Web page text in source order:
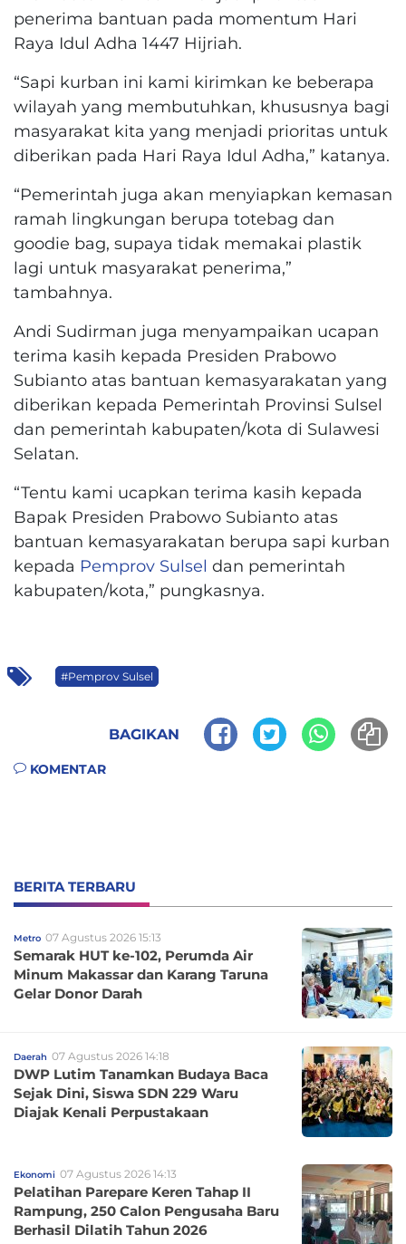
penerima bantuan pada momentum Hari
Raya Idul Adha 1447 Hijriah.
“Sapi kurban ini kami kirimkan ke beberapa
wilayah yang membutuhkan, khususnya bagi
masyarakat kita yang menjadi prioritas untuk
diberikan pada Hari Raya Idul Adha,” katanya.
“Pemerintah juga akan menyiapkan kemasan
ramah lingkungan berupa totebag dan
goodie bag, supaya tidak memakai plastik
lagi untuk masyarakat penerima,”
tambahnya.
Andi Sudirman juga menyampaikan ucapan
terima kasih kepada Presiden Prabowo
Subianto atas bantuan kemasyarakatan yang
diberikan kepada Pemerintah Provinsi Sulsel
dan pemerintah kabupaten/kota di Sulawesi
Selatan.
“Tentu kami ucapkan terima kasih kepada
Bapak Presiden Prabowo Subianto atas
bantuan kemasyarakatan berupa sapi kurban
kepada Pemprov Sulsel dan pemerintah
kabupaten/kota,” pungkasnya.
#Pemprov Sulsel
BAGIKAN
KOMENTAR
BERITA TERBARU
Metro 07 Agustus 2026 15:13
Semarak HUT ke-102, Perumda Air
Minum Makassar dan Karang Taruna
Gelar Donor Darah
Daerah 07 Agustus 2026 14:18
DWP Lutim Tanamkan Budaya Baca
Sejak Dini, Siswa SDN 229 Waru
Diajak Kenali Perpustakaan
Ekonomi 07 Agustus 2026 14:13
Pelatihan Parepare Keren Tahap II
Rampung, 250 Calon Pengusaha Baru
Berhasil Dilatih Tahun 2026